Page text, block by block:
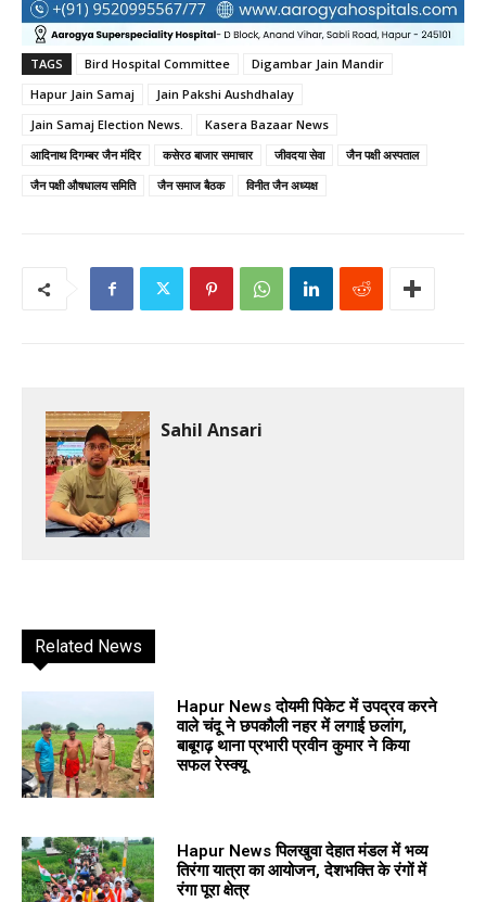
TAGS Bird Hospital Committee
Digambar Jain Mandir
Hapur Jain Samaj
Jain Pakshi Aushdhalay
Jain Samaj Election News.
Kasera Bazaar News
आदिनाथ दिगम्बर जैन मंदिर
कसेरठ बाजार समाचार जीवदया सेवा
जैन पक्षी अस्पताल
जैन पक्षी औषधालय समिति
जैन समाज बैठक विनीत जैन अध्यक्ष
Sahil Ansari
Related News
Hapur News दोयमी पिकेट में उपद्रव करने
वाले चंदू ने छपकौली नहर में लगाई छलांग,
बाबूगढ़ थाना प्रभारी प्रवीन कुमार ने किया
सफल रेस्क्यू
Hapur News पिलखुवा देहात मंडल में भव्य
तिरंगा यात्रा का आयोजन, देशभक्ति के रंगों में
रंगा पूरा क्षेत्र